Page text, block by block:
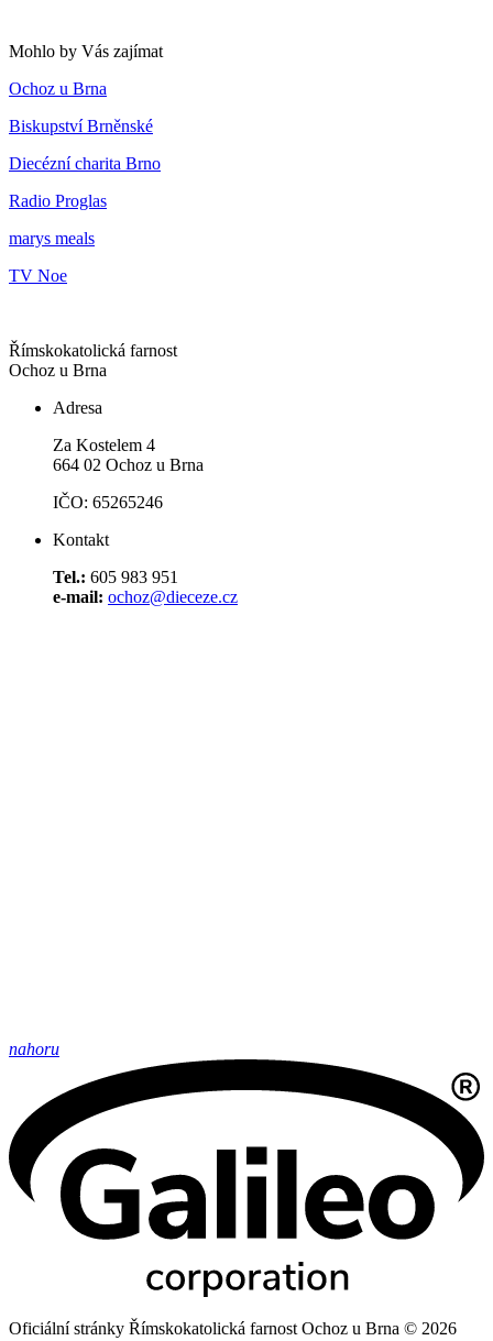
Mohlo by Vás zajímat
Ochoz u Brna
Biskupství Brněnské
Diecézní charita Brno
Radio Proglas
marys meals
TV Noe
Římskokatolická farnost
Ochoz u Brna
Adresa
Za Kostelem 4
664 02 Ochoz u Brna
IČO: 65265246
Kontakt
Tel.: 605 983 951
e-mail: ochoz@dieceze.cz
nahoru
Oficiální stránky Římskokatolická farnost Ochoz u Brna © 2026